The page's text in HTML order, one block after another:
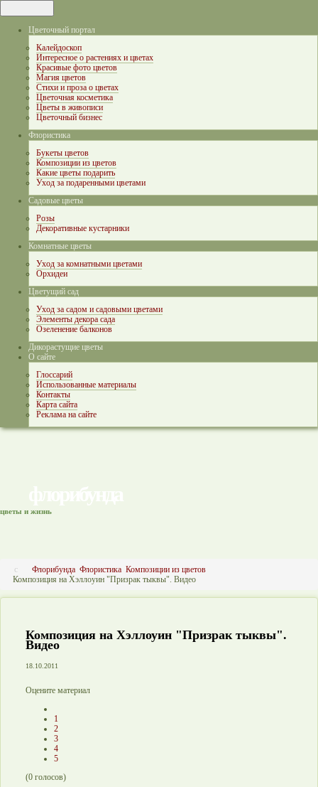
Цветочный портал
Калейдоскоп
Интересное о растениях и цветах
Красивые фото цветов
Магия цветов
Стихи и проза о цветах
Цветочная косметика
Цветы в живописи
Цветочный бизнес
Флористика
Букеты цветов
Композиции из цветов
Какие цветы подарить
Уход за подаренными цветами
Садовые цветы
Розы
Декоративные кустарники
Комнатные цветы
Уход за комнатными цветами
Орхидеи
Цветущий сад
Уход за садом и садовыми цветами
Элементы декора сада
Озеленение балконов
Дикорастущие цветы
О сайте
Глоссарий
Использованные материалы
Контакты
Карта сайта
Реклама на сайте
цветы и жизнь
Флорибунда Флористика Композиции из цветов
Композиция на Хэллоуин "Призрак тыквы". Видео
Композиция на Хэллоуин "Призрак тыквы".
Видео
18.10.2011
Оцените материал
1
2
3
4
5
(0 голосов)